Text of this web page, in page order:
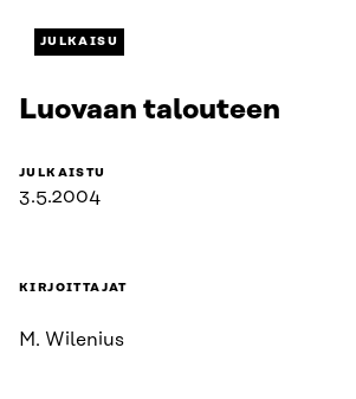
JULKAISU
Luovaan talouteen
JULKAISTU
3.5.2004
KIRJOITTAJAT
M. Wilenius